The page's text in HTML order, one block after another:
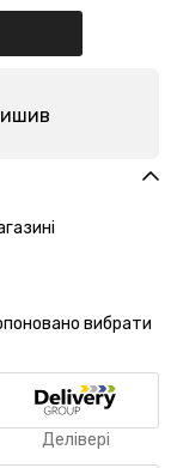
вибрати
Делівері